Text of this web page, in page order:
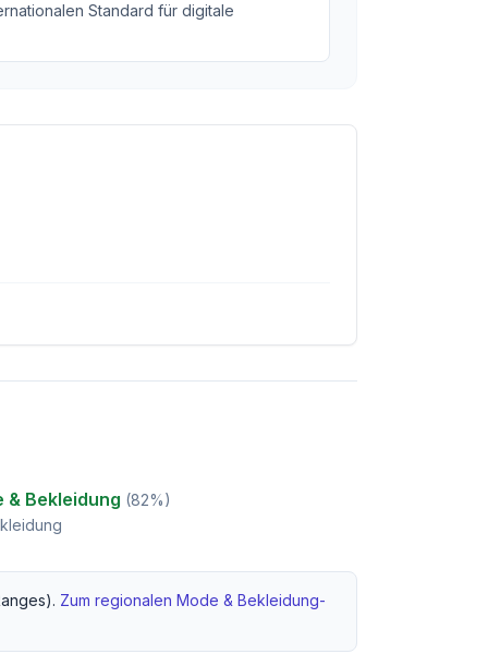
Standard für digitale
& Bekleidung (82%)
Zum regionalen Mode & Bekleidung-